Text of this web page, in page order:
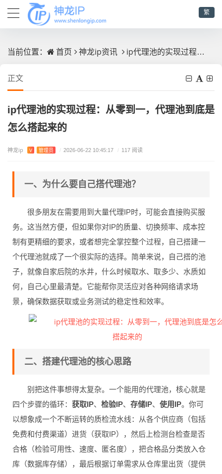
繁
当前位置： 首页 神龙ip资讯 ip代理池的实现过程：从零到一，代理池到底是怎么搭起来的
正文
ip代理池的实现过程：从零到一，代理池到底是
怎么搭起来的
神龙ip V 管理员 / 2026-06-22 10:45:17 / 117 阅读
一、为什么要自己搭代理池？
很多朋友在需要用到大量代理IP时，可能会直接购买服
务。这当然方便，但如果你对IP的质量、切换频率、成本控
制有更精细的要求，或者想完全掌控整个过程，自己搭建一
个代理池就成了一个很实际的选择。简单来说，自己搭的池
子，就像自家后院的水井，什么时候取水、取多少、水质如
何，自己心里最清楚。它能帮你灵活应对各种网络请求场
景，确保数据获取或业务测试的稳定性和效率。
二、搭建代理池的核心思路
别把这件事想得太复杂。一个能用的代理池，核心就是
四个步骤的循环： 获取IP、 检验IP、 存储IP、 使用IP。你可
以想象成一个不断运转的质检流水线：从各个供应商（包括
免费和付费渠道）进货（获取IP），然后上检测台检查是否
合格（检验可用性、速度、匿名度），把合格品分类放入仓
库（数据库存储），最后根据订单需求从仓库里出货（提供